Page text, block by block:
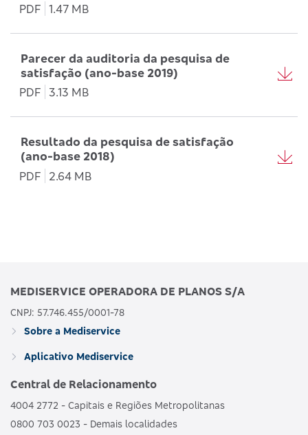
PDF 1.47 MB
Parecer da auditoria da pesquisa de
satisfação (ano-base 2019)
PDF
3.13 MB
Resultado da pesquisa de satisfação
(ano-base 2018)
PDF
2.64 MB
MEDISERVICE OPERADORA DE PLANOS S/A
CNPJ: 57.746.455/0001-78
Sobre a Mediservice
Aplicativo Mediservice
Central de Relacionamento
4004 2772 - Capitais e Regiões Metropolitanas
0800 703 0023 - Demais localidades